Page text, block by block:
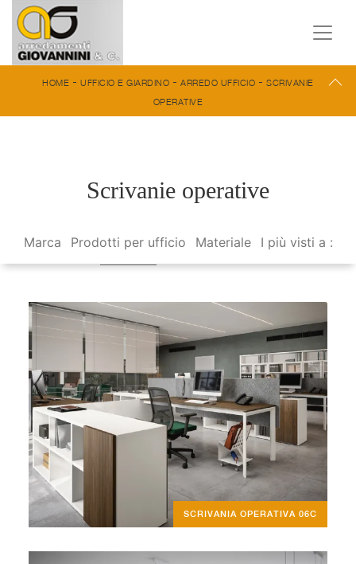
HOME -UFFICIO E GIARDINO -ARREDO UFFICIO -SCRIVANIE
OPERATIVE
Scrivanie operative
Marca Prodotti per ufficio Materiale I più visti a :
SCRIVANIA OPERATIVA 06C